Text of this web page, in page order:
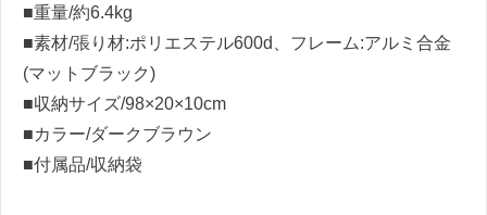
■重量/約6.4kg
■素材/張り材:ポリエステル600d、フレーム:アルミ合金
(マットブラック)
■収納サイズ/98×20×10cm
■カラー/ダークブラウン
■付属品/収納袋